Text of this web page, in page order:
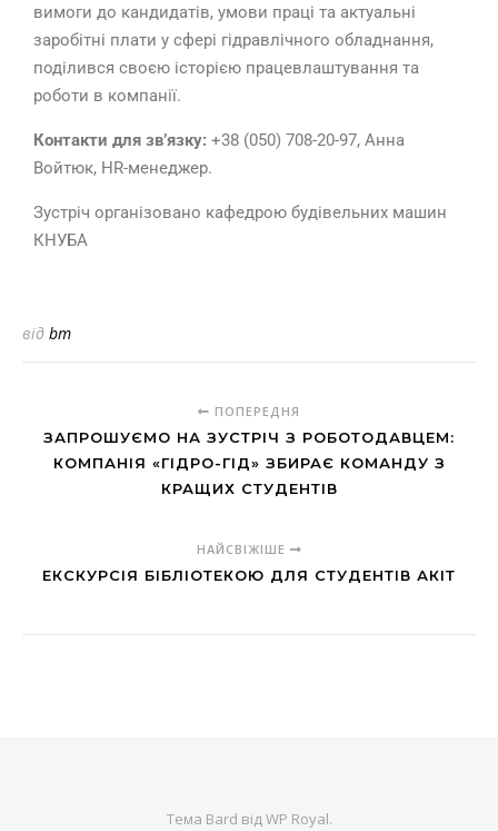
вимоги до кандидатів, умови праці та актуальні
заробітні плати у сфері гідравлічного обладнання,
поділився своєю історією працевлаштування та
роботи в компанії.
Контакти для звʼязку: +38 (050) 708-20-97, Анна
Войтюк, HR-менеджер.
Зустріч організовано кафедрою будівельних машин
КНУБА
від bm
ПОПЕРЕДНЯ
ЗАПРОШУЄМО НА ЗУСТРІЧ З РОБОТОДАВЦЕМ:
КОМПАНІЯ «ГІДРО-ГІД» ЗБИРАЄ КОМАНДУ З
КРАЩИХ СТУДЕНТІВ
НАЙСВІЖІШЕ
ЕКСКУРСІЯ БІБЛІОТЕКОЮ ДЛЯ СТУДЕНТІВ АКІТ
Тема Bard відWP Royal.